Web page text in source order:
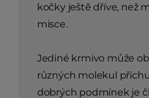
kočky ještě dříve, než
misce.
Jediné krmivo může
různých molekul
dobrých podmínek je